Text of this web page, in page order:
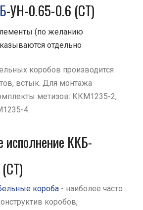
-УН-0.65-0.6 (СТ)
(по желанию
отдельно
коробов производится
встык. Для монтажа
метизов: ККМ1235-2,
4.
исполнение ККБ-
короба - наиболее часто
коробов,